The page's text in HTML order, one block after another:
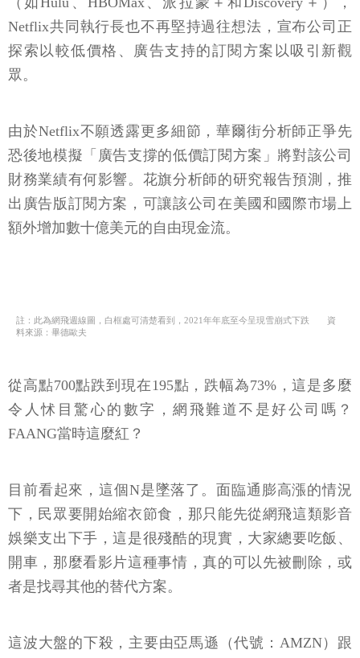
Netflix共同執行長也不再堅持過往想法，宣布公司正
探索以較低價格、廣告支持的訂閱方案以吸引新觀
眾。
由於Netflix不願透露更多細節，華爾街分析師正爭先
恐後地模擬「廣告支撐的低價訂閱方案」將對該公司
財務業績有何影響。花旗分析師的研究報告預測，推
出廣告版訂閱方案，可讓該公司在美國和國際市場上
額外增加數十億美元的自由現金流。
註：此為網飛週線圖，白框處可清楚看到，2021年年底至今呈現雪崩式下跌 資
料來源：畢德歐夫
從高點700點跌到現在195點，跌幅為73%，這是多麼
令人怵目驚心的數字，網飛難道不是好公司嗎？
FAANG當時這麼紅？
目前看起來，這個N是墜落了。面臨通膨高漲的情況
下，民眾要開始縮衣節食，那只能先從網飛這類影音
娛樂支出下手，這是很殘酷的現實，大家總要吃飯、
開車，那麼看影片這種事情，真的可以先被刪除，或
者是找尋其他的替代方案。
這波大盤的下殺，主要由亞馬遜（代號：AMZN）跟